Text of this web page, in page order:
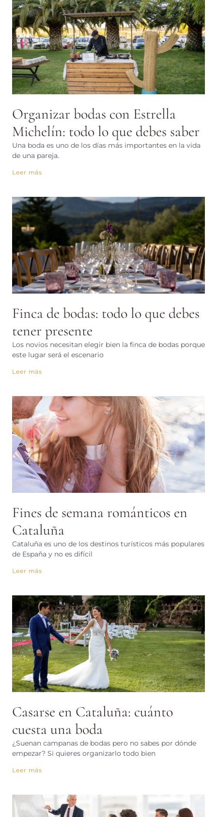
Organizar bodas con Estrella
Michelín: todo lo que debes saber
Una boda es uno de los días más importantes en la vida
de una pareja.
Leer más
Finca de bodas: todo lo que debes
tener presente
Los novios necesitan elegir bien la finca de bodas porque
este lugar será el escenario
Leer más
Fines de semana románticos en
Cataluña
Cataluña es uno de los destinos turísticos más populares
de España y no es difícil
Leer más
Casarse en Cataluña: cuánto
cuesta una boda
¿Suenan campanas de bodas pero no sabes por dónde
empezar? Si quieres organizarlo todo bien
Leer más